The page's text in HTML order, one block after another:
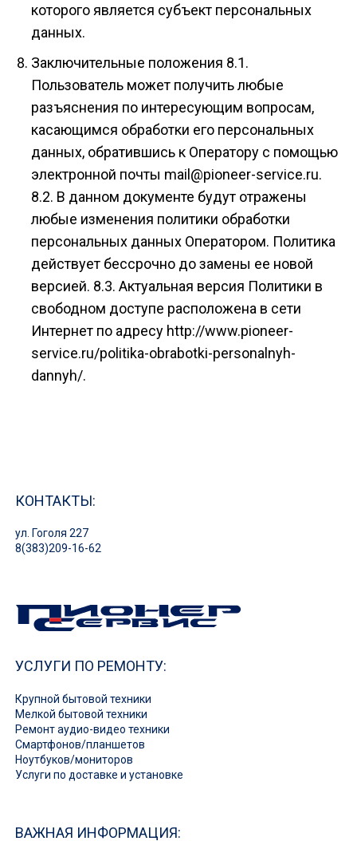
которого является субъект персональных
данных.
Заключительные положения 8.1.
Пользователь может получить любые
разъяснения по интересующим вопросам,
касающимся обработки его персональных
данных, обратившись к Оператору с помощью
электронной почты mail@pioneer-service.ru.
8.2. В данном документе будут отражены
любые изменения политики обработки
персональных данных Оператором. Политика
действует бессрочно до замены ее новой
версией. 8.3. Актуальная версия Политики в
свободном доступе расположена в сети
Интернет по адресу http://www.pioneer-
service.ru/politika-obrabotki-personalnyh-
dannyh/.
КОНТАКТЫ:
ул. Гоголя 227
8(383)209-16-62
УСЛУГИ ПО РЕМОНТУ:
Крупной бытовой техники
Мелкой бытовой техники
Ремонт аудио-видео техники
Смартфонов/планшетов
Ноутбуков/мониторов
Услуги по доставке и установке
ВАЖНАЯ ИНФОРМАЦИЯ: